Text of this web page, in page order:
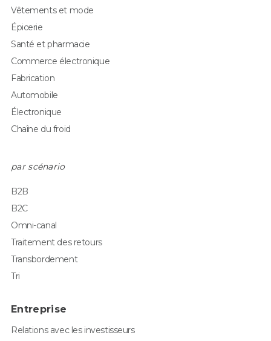
Vêtements et mode
Épicerie
Santé et pharmacie
Commerce électronique
Fabrication
Automobile
Électronique
Chaîne du froid
par scénario
B2B
B2C
Omni-canal
Traitement des retours
Transbordement
Tri
Entreprise
Relations avec les investisseurs